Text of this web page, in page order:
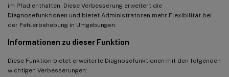
im Pfad enthalten. Diese Verbesserung erweitert die
Diagnosefunktionen und bietet Administratoren mehr Flexibilität bei
der Fehlerbehebung in Umgebungen.
Informationen zu dieser Funktion
Diese Funktion bietet erweiterte Diagnosefunktionen mit den folgenden
wichtigen Verbesserungen: